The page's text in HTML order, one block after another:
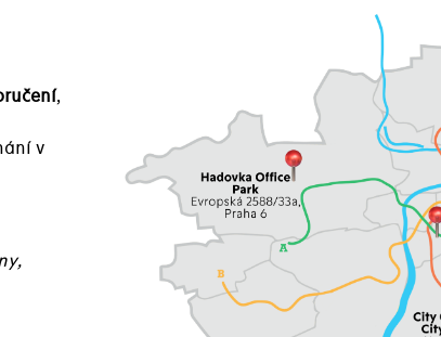
,
v